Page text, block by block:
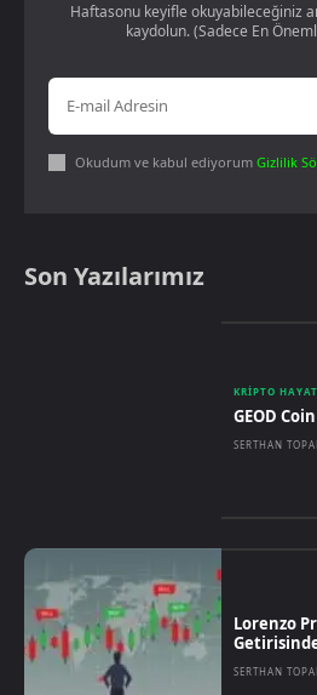
Haftasonu keyifle okuyabileceğiniz
kaydolun. (Sadece En
Okudum ve kabul ediyorum Gizlilik
Son Yazılarımız
KRIPTO HAYAT
GEOD
SERTHAN TOPAL
Lorenzo
SERTHAN TOPAL